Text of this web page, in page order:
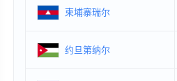
柬埔寨瑞尔
约旦第纳尔